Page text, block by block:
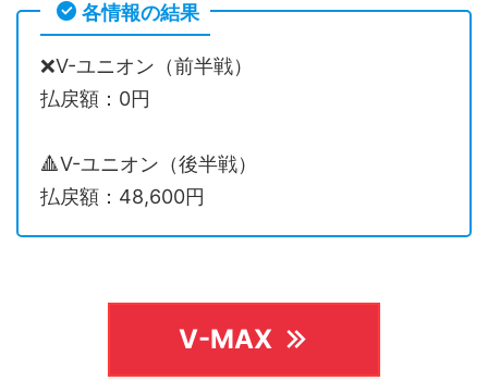
各情報の結果
❌V-ユニオン（前半戦）
払戻額：0円
🔺V-ユニオン（後半戦）
払戻額：48,600円
V-MAX